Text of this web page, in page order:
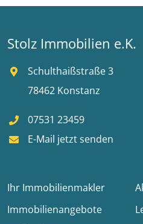
Stolz Immobilien e.K.
Schulthaißstraße 3
78462 Konstanz
07531 23459
E-Mail jetzt senden
Ihr Immobilienmakler
Immobilienangebote